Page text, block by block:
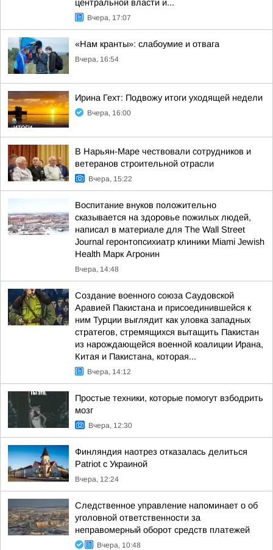
центральной власти и...
Вчера, 17:07
«Нам кранты»: слабоумие и отвага
Вчера, 16:54
Ирина Гехт: Подвожу итоги уходящей недели
Вчера, 16:00
В Нарьян-Маре чествовали сотрудников и
ветеранов строительной отрасли
Вчера, 15:22
Воспитание внуков положительно
сказывается на здоровье пожилых людей,
написал в материале для The Wall Street
Journal геронтопсихиатр клиники Miami Jewish
Health Марк Агронин
Вчера, 14:48
Создание военного союза Саудовской
Аравией Пакистана и присоединившейся к
ним Турции выглядит как уловка западных
стратегов, стремящихся вытащить Пакистан
из нарождающейся военной коалиции Ирана,
Китая и Пакистана, которая...
Вчера, 14:12
Простые техники, которые помогут взбодрить
мозг
Вчера, 12:30
Финляндия наотрез отказалась делиться
Patriot с Украиной
Вчера, 12:24
Следственное управление напоминает о об
уголовной ответственности за
неправомерный оборот средств платежей
Вчера, 10:48